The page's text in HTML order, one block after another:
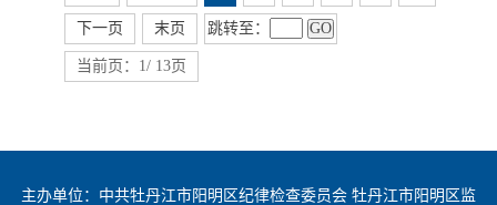
下一页 末页 跳转至： GO
当前页：1/ 13页
主办单位：中共牡丹江市阳明区纪律检查委员会 牡丹江市阳明区监